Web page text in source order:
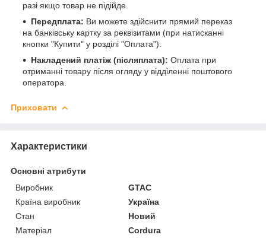
разі якщо товар не підійде.
Передплата: Ви можете здійснити прямий переказ
на банківську картку за реквізитами (при натисканні
кнопки "Купити" у розділі "Оплата").
Накладений платіж (післяплата): Оплата при
отриманні товару після огляду у відділенні поштового
оператора.
Приховати
Характеристики
Основні атрибути
Виробник
GTAC
Країна виробник
Україна
Стан
Новий
Матеріал
Cordura